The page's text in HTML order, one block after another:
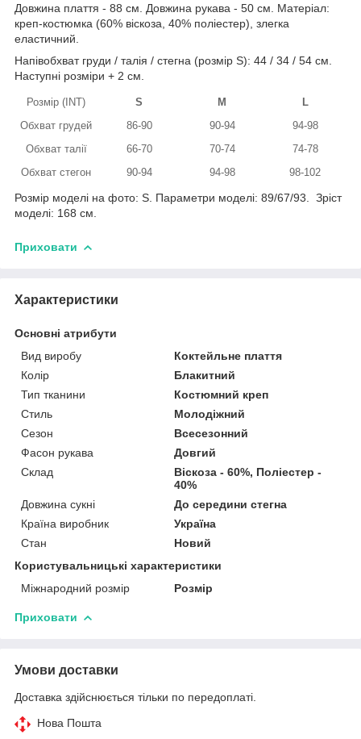
Довжина плаття - 88 см. Довжина рукава - 50 см. Матеріал:
креп-костюмка (60% віскоза, 40% поліестер), злегка
еластичний.
Напівобхват груди / талія / стегна (розмір S): 44 / 34 / 54 см.
Наступні розміри + 2 см.
Розмір (INT) S M
L
Обхват грудей
86-90 90-94
94-98
Обхват талії
66-70 70-74
74-78
Обхват стегон
90-94 94-98 98-102
Розмір моделі на фото: S. Параметри моделі: 89/67/93. Зріст
моделі: 168 см.
Приховати
Характеристики
Основні атрибути
Вид виробу
Коктейльне плаття
Колір
Блакитний
Тип тканини
Костюмний креп
Стиль
Молодіжний
Сезон
Всесезонний
Фасон рукава
Довгий
Склад
Віскоза - 60%, Поліестер -
40%
Довжина сукні
До середини стегна
Країна виробник
Україна
Стан
Новий
Користувальницькі характеристики
Міжнародний розмір
Розмір
Приховати
Умови доставки
Доставка здійснюється тільки по передоплаті.
Нова Пошта